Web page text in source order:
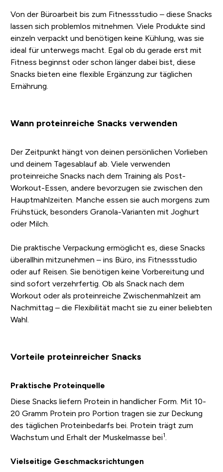
Von der Büroarbeit bis zum Fitnessstudio – diese Snacks
lassen sich problemlos mitnehmen. Viele Produkte sind
einzeln verpackt und benötigen keine Kühlung, was sie
ideal für unterwegs macht. Egal ob du gerade erst mit
Fitness beginnst oder schon länger dabei bist, diese
Snacks bieten eine flexible Ergänzung zur täglichen
Ernährung.
Wann proteinreiche Snacks verwenden
Der Zeitpunkt hängt von deinen persönlichen Vorlieben
und deinem Tagesablauf ab. Viele verwenden
proteinreiche Snacks nach dem Training als Post-
Workout-Essen, andere bevorzugen sie zwischen den
Hauptmahlzeiten. Manche essen sie auch morgens zum
Frühstück, besonders Granola-Varianten mit Joghurt
oder Milch.
Die praktische Verpackung ermöglicht es, diese Snacks
überallhin mitzunehmen – ins Büro, ins Fitnessstudio
oder auf Reisen. Sie benötigen keine Vorbereitung und
sind sofort verzehrfertig. Ob als Snack nach dem
Workout oder als proteinreiche Zwischenmahlzeit am
Nachmittag – die Flexibilität macht sie zu einer beliebten
Wahl.
Vorteile proteinreicher Snacks
Praktische Proteinquelle
Diese Snacks liefern Protein in handlicher Form. Mit 10-
20 Gramm Protein pro Portion tragen sie zur Deckung
des täglichen Proteinbedarfs bei. Protein trägt zum
Wachstum und Erhalt der Muskelmasse bei1
Vielseitige Geschmacksrichtungen